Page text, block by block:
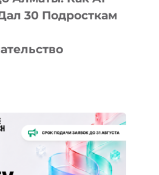
30 Подросткам